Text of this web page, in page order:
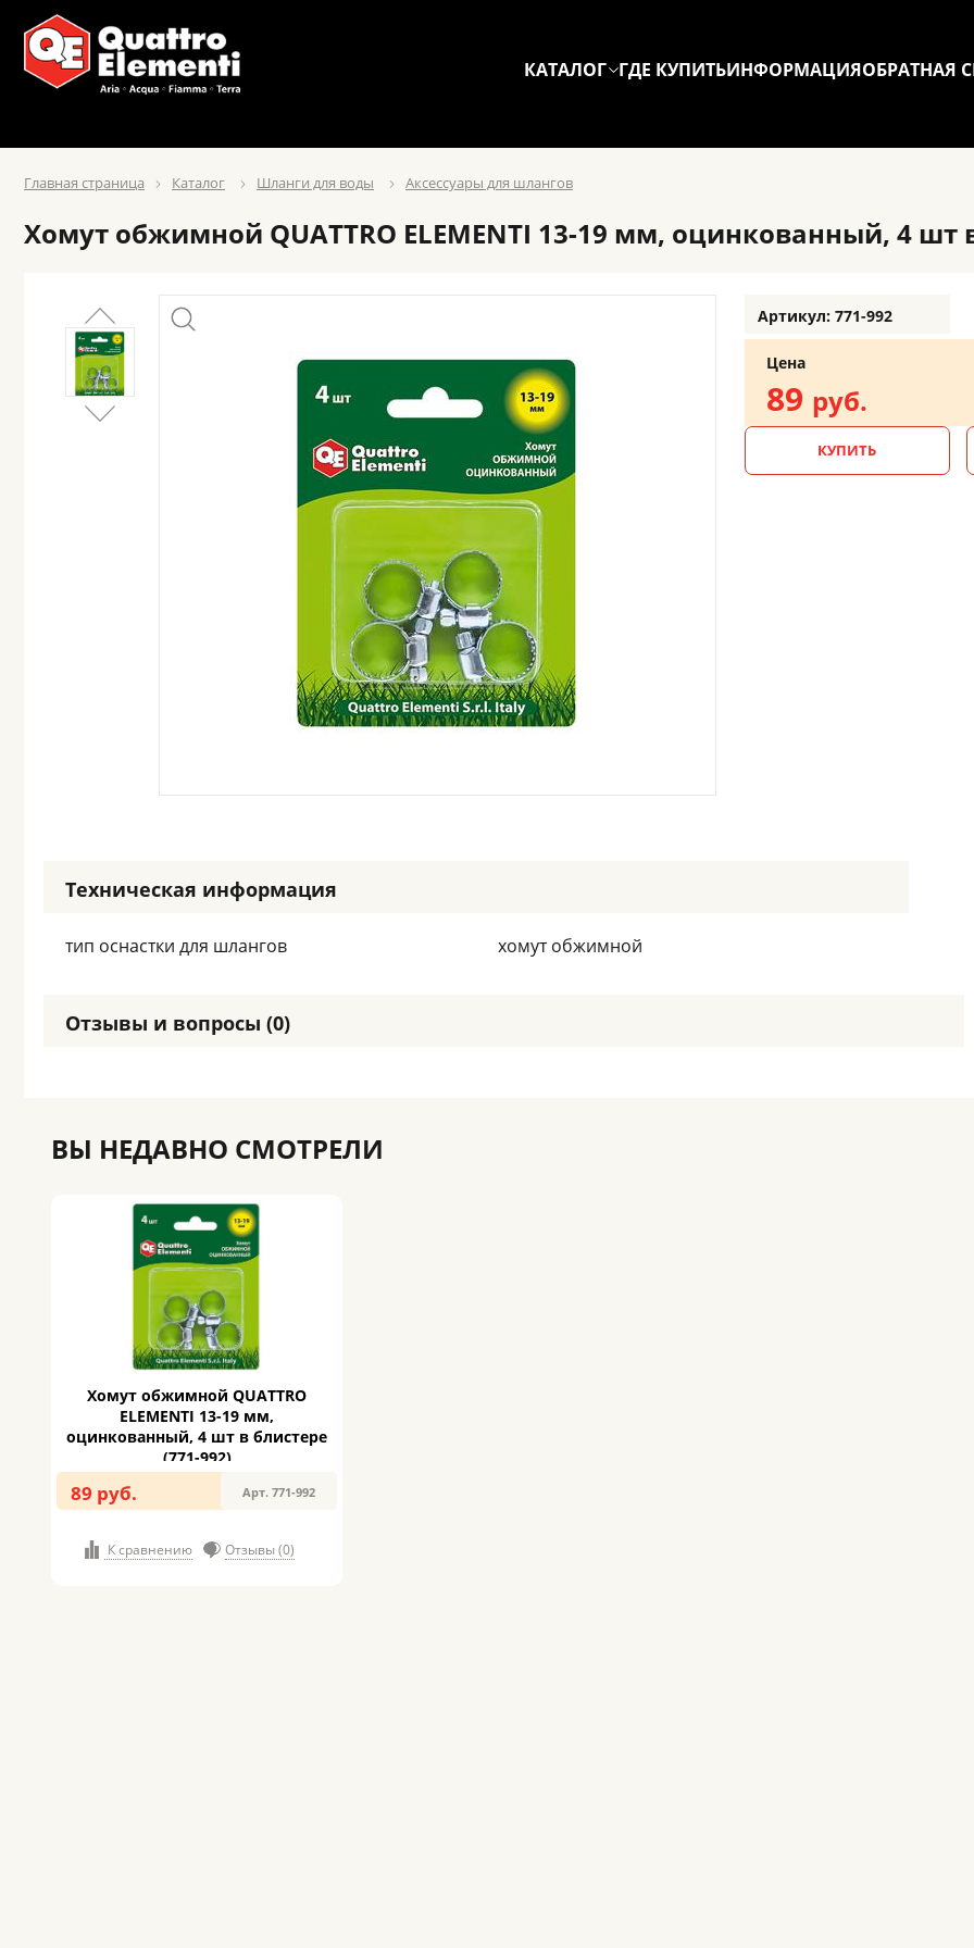
КАТАЛОГ ГДЕ КУПИТЬИНФОРМАЦИЯОБРАТНАЯ
Главная страница Каталог Шланги для воды Аксессуары для шлангов
Хомут обжимной QUATTRO ELEMENTI 13-19 мм, оцинкованный, 4 шт
Артикул: 771-992
Цена
89 руб.
КУПИТЬ
Техническая информация
тип оснастки для шлангов хомут обжимной
Отзывы и вопросы (0)
ВЫ НЕДАВНО СМОТРЕЛИ
Хомут обжимной QUATTRO
ELEMENTI 13-19 мм,
оцинкованный, 4 шт в блистере
(771-992)
89 руб. Арт. 771-992
К сравнению Отзывы (0)